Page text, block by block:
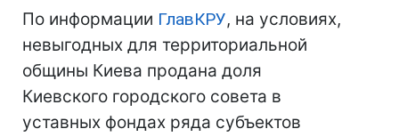
По информации ГлавКРУ, на условиях,
невыгодных для территориальной
общины Киева продана доля
Киевского городского совета в
уставных фондах ряда субъектов